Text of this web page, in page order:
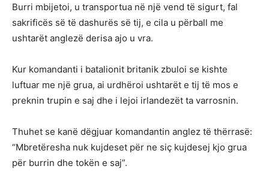
Burri mbijetoi, u transportua në një vend të sigurt, fal
sakrificës së të dashurës së tij, e cila u përball me
ushtarët anglezë derisa ajo u vra.
Kur komandanti i batalionit britanik zbuloi se kishte
luftuar me një grua, ai urdhëroi ushtarët e tij të mos e
preknin trupin e saj dhe i lejoi irlandezët ta varrosnin.
Thuhet se kanë dëgjuar komandantin anglez të thërrasë:
“Mbretëresha nuk kujdeset për ne siç kujdesej kjo grua
për burrin dhe tokën e saj”.